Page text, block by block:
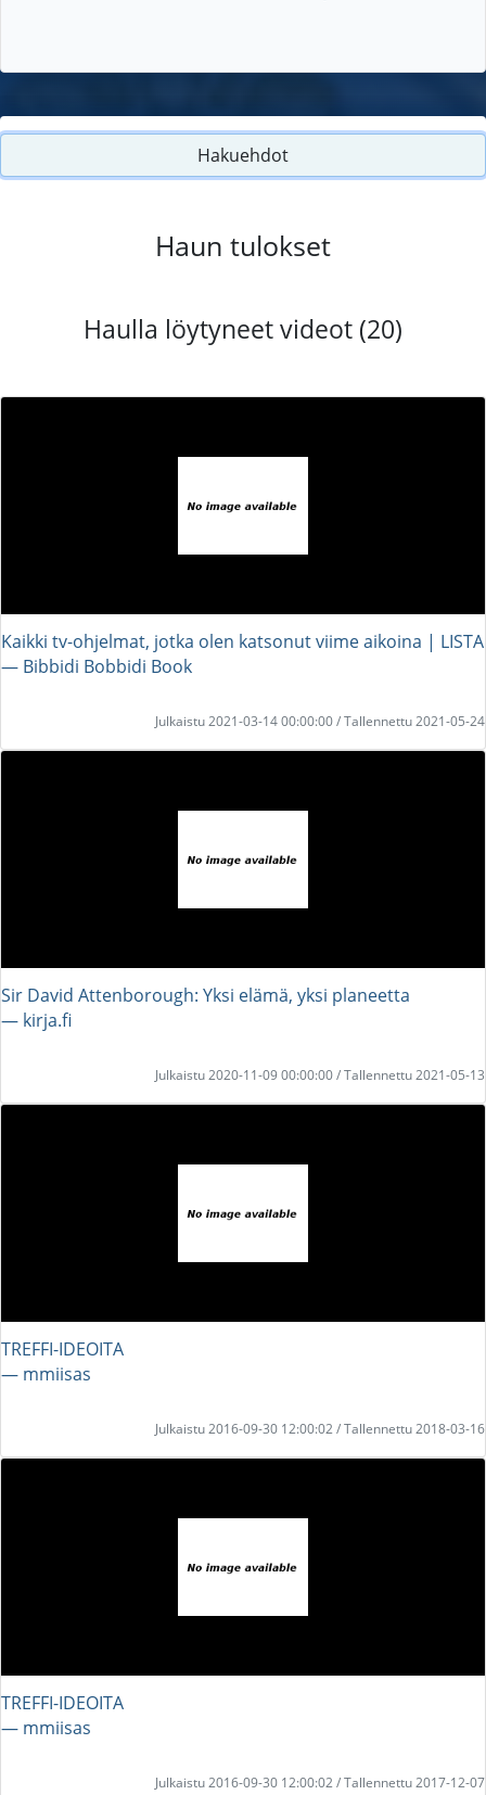
Hakuehdot
Haun tulokset
Haulla löytyneet videot (20)
Kaikki tv-ohjelmat, jotka olen katsonut viime aikoina | LISTA
― Bibbidi Bobbidi Book
Julkaistu 2021-03-14 00:00:00 / Tallennettu 2021-05-24
Sir David Attenborough: Yksi elämä, yksi planeetta
― kirja.fi
Julkaistu 2020-11-09 00:00:00 / Tallennettu 2021-05-13
TREFFI-IDEOITA
― mmiisas
Julkaistu 2016-09-30 12:00:02 / Tallennettu 2018-03-16
TREFFI-IDEOITA
― mmiisas
Julkaistu 2016-09-30 12:00:02 / Tallennettu 2017-12-07